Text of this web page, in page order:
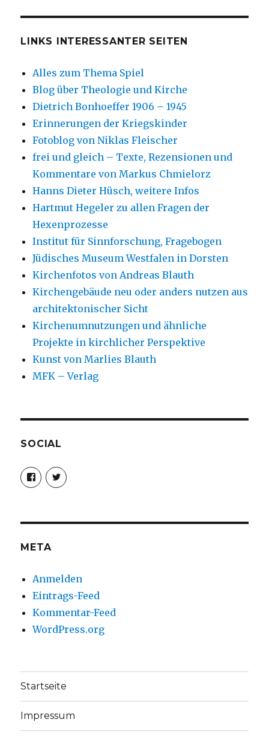
LINKS INTERESSANTER SEITEN
Alles zum Thema Spiel
Blog über Theologie und Kirche
Dietrich Bonhoeffer 1906 – 1945
Erinnerungen der Kriegskinder
Fotoblog von Niklas Fleischer
frei und gleich – Texte, Rezensionen und
Kommentare von Markus Chmielorz
Hanns Dieter Hüsch, weitere Infos
Hartmut Hegeler zu allen Fragen der
Hexenprozesse
Institut für Sinnforschung, Fragebogen
Jüdisches Museum Westfalen in Dorsten
Kirchenfotos von Andreas Blauth
Kirchengebäude neu oder anders nutzen aus
architektonischer Sicht
Kirchenumnutzungen und ähnliche
Projekte in kirchlicher Perspektive
Kunst von Marlies Blauth
MFK – Verlag
SOCIAL
Profil
von
christoph.fleischer1
anzeigen
Profil
von
anzeigen
META
Anmelden
Eintrags-Feed
Kommentar-Feed
WordPress.org
Startseite
Impressum